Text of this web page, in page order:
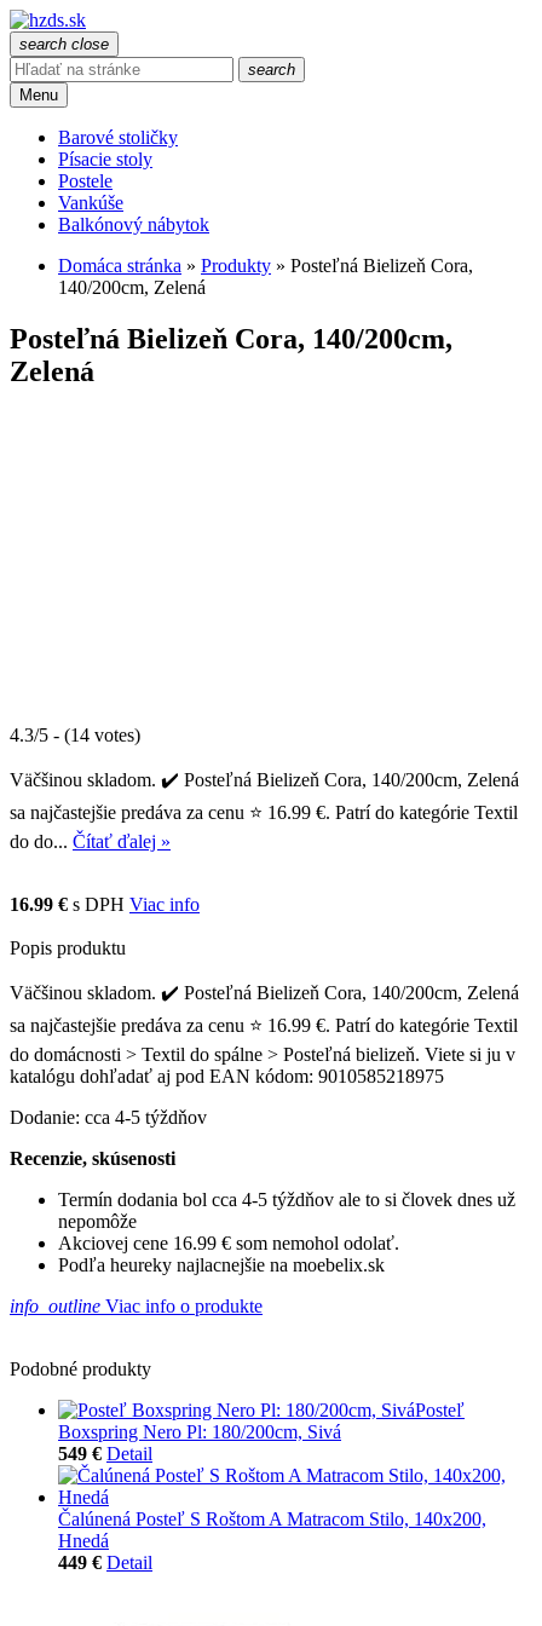
search close
search
Menu
Barové stoličky
Písacie stoly
Postele
Vankúše
Balkónový nábytok
Domáca stránka » Produkty » Posteľná Bielizeň Cora,
140/200cm, Zelená
Posteľná Bielizeň Cora, 140/200cm,
Zelená
4.3/5 - (14 votes)
Väčšinou skladom. ✔️ Posteľná Bielizeň Cora, 140/200cm, Zelená
sa najčastejšie predáva za cenu ⭐ 16.99 €. Patrí do kategórie Textil
do do... Čítať ďalej »
16.99 € s DPH Viac info
Popis produktu
Väčšinou skladom. ✔️ Posteľná Bielizeň Cora, 140/200cm, Zelená
sa najčastejšie predáva za cenu ⭐ 16.99 €. Patrí do kategórie Textil
do domácnosti > Textil do spálne > Posteľná bielizeň. Viete si ju v
katalógu dohľadať aj pod EAN kódom: 9010585218975
Dodanie: cca 4-5 týždňov
Recenzie, skúsenosti
Termín dodania bol cca 4-5 týždňov ale to si človek dnes už
nepomôže
Akciovej cene 16.99 € som nemohol odolať.
Podľa heureky najlacnejšie na moebelix.sk
info_outline Viac info o produkte
Podobné produkty
Posteľ
Boxspring Nero Pl: 180/200cm, Sivá
549 € Detail
Čalúnená Posteľ S Roštom A Matracom Stilo, 140x200,
Hnedá
449 € Detail